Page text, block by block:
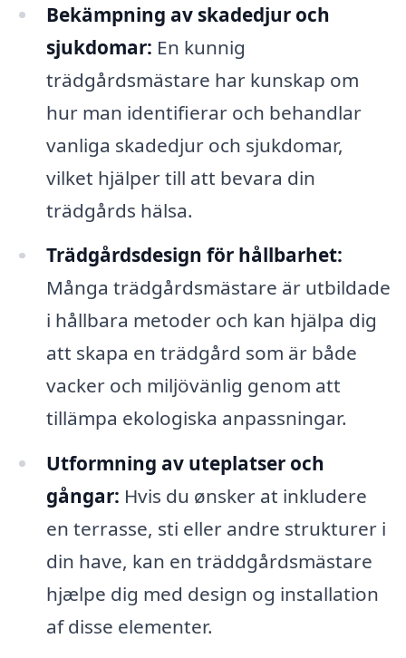
Bekämpning av skadedjur och
sjukdomar: En kunnig
trädgårdsmästare har kunskap om
hur man identifierar och behandlar
vanliga skadedjur och sjukdomar,
vilket hjälper till att bevara din
trädgårds hälsa.
Trädgårdsdesign för hållbarhet:
Många trädgårdsmästare är utbildade
i hållbara metoder och kan hjälpa dig
att skapa en trädgård som är både
vacker och miljövänlig genom att
tillämpa ekologiska anpassningar.
Utformning av uteplatser och
gångar: Hvis du ønsker at inkludere
en terrasse, sti eller andre strukturer i
din have, kan en träddgårdsmästare
hjælpe dig med design og installation
af disse elementer.